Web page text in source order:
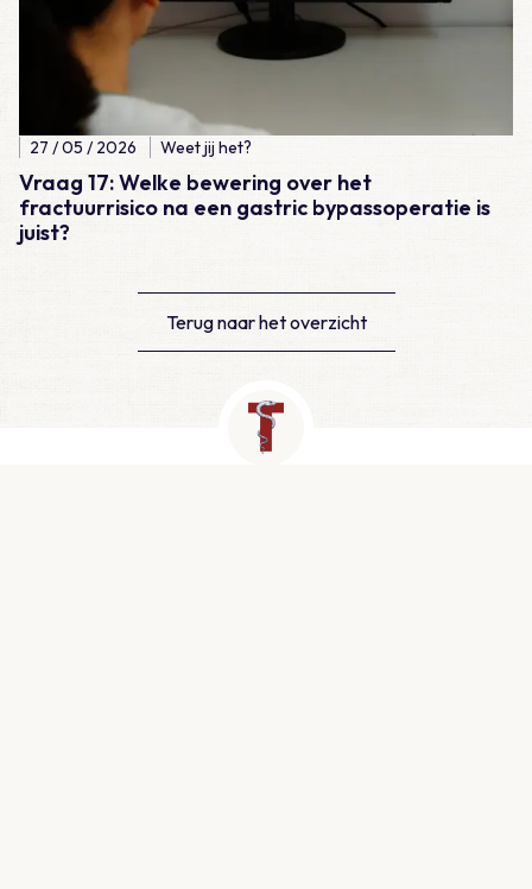
Vraag 17: Welke bewering over het
fractuurrisico na een gastric bypassoperatie is
juist?
27 / 05 / 2026 Weet jij het?
Terug naar het overzicht